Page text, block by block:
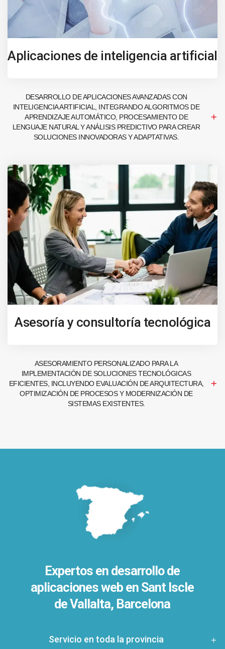
Aplicaciones de inteligencia artificial
DESARROLLO DE APLICACIONES AVANZADAS CON
INTELIGENCIA ARTIFICIAL, INTEGRANDO ALGORITMOS DE
APRENDIZAJE AUTOMÁTICO, PROCESAMIENTO DE
LENGUAJE NATURAL Y ANÁLISIS PREDICTIVO PARA CREAR
SOLUCIONES INNOVADORAS Y ADAPTATIVAS.
Asesoría y consultoría tecnológica
ASESORAMIENTO PERSONALIZADO PARA LA
IMPLEMENTACIÓN DE SOLUCIONES TECNOLÓGICAS
EFICIENTES, INCLUYENDO EVALUACIÓN DE ARQUITECTURA,
OPTIMIZACIÓN DE PROCESOS Y MODERNIZACIÓN DE
SISTEMAS EXISTENTES.
Expertos en desarrollo de
aplicaciones web en Sant Iscle
de Vallalta, Barcelona
Servicio en toda la provincia